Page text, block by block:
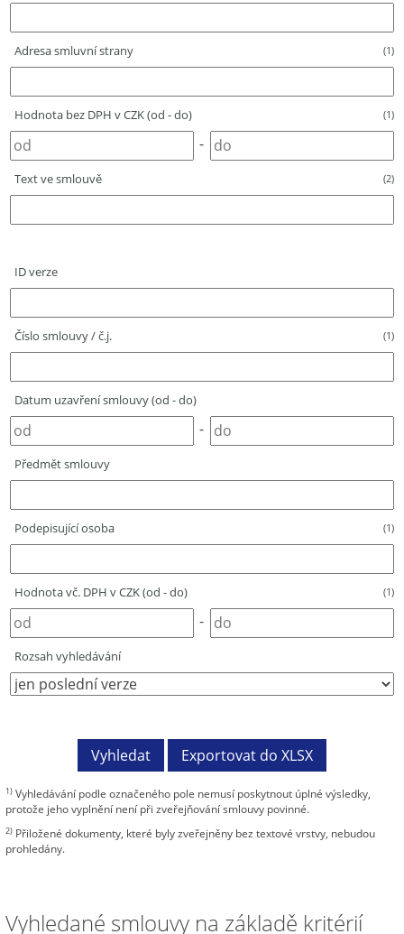
Adresa smluvní strany (1)
Hodnota bez DPH v CZK (od - do) (1)
-
Text ve smlouvě (2)
ID verze
Číslo smlouvy / č.j. (1)
Datum uzavření smlouvy (od - do)
-
Předmět smlouvy
Podepisující osoba (1)
Hodnota vč. DPH v CZK (od - do) (1)
-
Rozsah vyhledávání
1) Vyhledávání podle označeného pole nemusí poskytnout úplné výsledky,
protože jeho vyplnění není při zveřejňování smlouvy povinné.
2) Přiložené dokumenty, které byly zveřejněny bez textové vrstvy, nebudou
prohledány.
Vyhledané smlouvy na základě kritérií